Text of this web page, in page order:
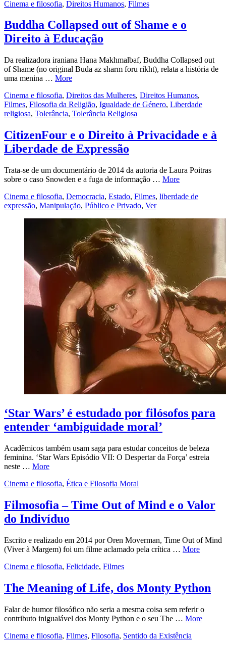
Cinema e filosofia, Direitos Humanos, Filmes
Buddha Collapsed out of Shame e o
Direito à Educação
Da realizadora iraniana Hana Makhmalbaf, Buddha Collapsed out
of Shame (no original Buda az sharm foru rikht), relata a história de
uma menina … More
Cinema e filosofia, Direitos das Mulheres, Direitos Humanos,
Filmes, Filosofia da Religião, Igualdade de Género, Liberdade
religiosa, Tolerância, Tolerância Religiosa
CitizenFour e o Direito à Privacidade e à
Liberdade de Expressão
Trata-se de um documentário de 2014 da autoria de Laura Poitras
sobre o caso Snowden e a fuga de informação … More
Cinema e filosofia, Democracia, Estado, Filmes, liberdade de
expressão, Manipulação, Público e Privado, Ver
‘Star Wars’ é estudado por filósofos para
entender ‘ambiguidade moral’
Acadêmicos também usam saga para estudar conceitos de beleza
feminina. ‘Star Wars Episódio VII: O Despertar da Força’ estreia
neste … More
Cinema e filosofia, Ética e Filosofia Moral
Filmosofia – Time Out of Mind e o Valor
do Indivíduo
Escrito e realizado em 2014 por Oren Moverman, Time Out of Mind
(Viver à Margem) foi um filme aclamado pela crítica … More
Cinema e filosofia, Felicidade, Filmes
The Meaning of Life, dos Monty Python
Falar de humor filosófico não seria a mesma coisa sem referir o
contributo inigualável dos Monty Python e o seu The … More
Cinema e filosofia, Filmes, Filosofia, Sentido da Existência